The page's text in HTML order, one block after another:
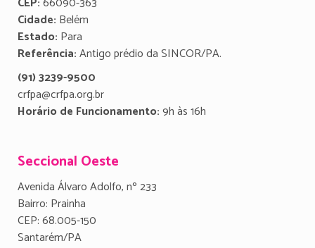
Cidade: Belém
Estado: Para
Referência:Antigo prédio da SINCOR/PA.
(91) 3239-9500
crfpa@crfpa.org.br
Horário de Funcionamento:9h às 16h
Seccional Oeste
Avenida Álvaro Adolfo, nº 233
Bairro: Prainha
CEP: 68.005-150
Santarém/PA